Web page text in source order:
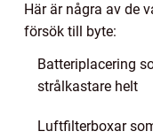
Här är några av de
försök till byte:
Batteriplacering
strålkastare helt
Luftfilterboxar